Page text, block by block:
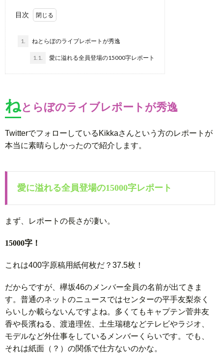
目次
1. ねとらぼのライブレポートが秀逸
1.1. 愛に溢れる全員登場の15000字レポート
ねとらぼのライブレポートが秀逸
TwitterでフォローしているKikkaさんという方のレポートが
本当に素晴らしかったので紹介します。
愛に溢れる全員登場の15000字レポート
まず、レポートの長さが凄い。
15000字！
これは400字原稿用紙何枚だ？37.5枚！
だからですが、欅坂46のメンバー全員の名前が出てきま
す。普通のネットのニュースではセンターの平手友梨奈く
らいしか載らないんですよね。多くてもキャプテン菅井友
香や長濱ねる、渡邉理佐、土生瑞穂などテレビやラジオ、
モデルなど外仕事をしているメンバーくらいです。でも、
それは紙面（？）の関係で仕方ないのかな。